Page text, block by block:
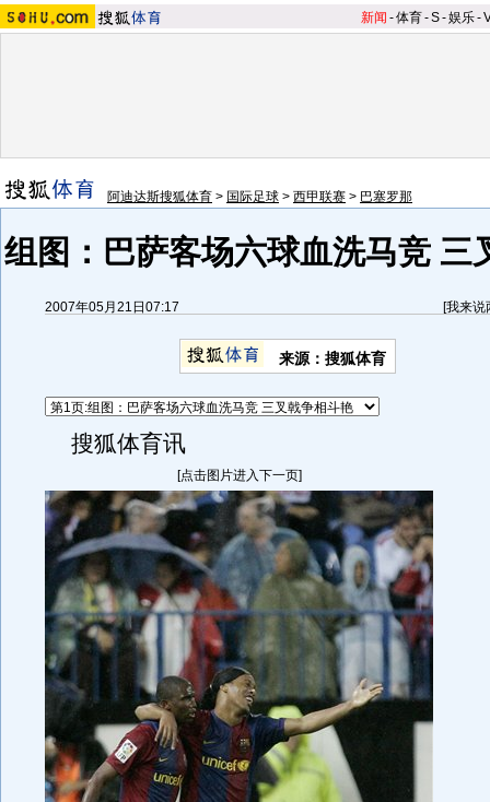
新闻 -体育-S-娱乐-
阿迪达斯搜狐体育 > 国际足球 > 西甲联赛 > 巴塞罗那
组图：巴萨客场六球血洗马竞 三
2007年05月21日07:17 [我来说
来源：搜狐体育
搜狐体育讯
[点击图片进入下一页]